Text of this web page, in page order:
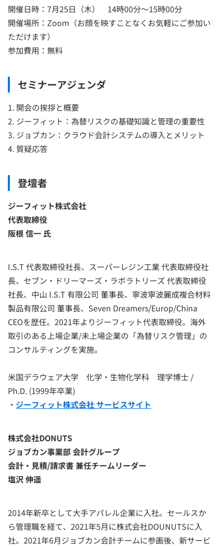
開催日時：7月25日（木） 14時00分～15時00分
開催場所：Zoom（お顔を映すことなくお気軽にご参加い
ただけます）
参加費用：無料
セミナーアジェンダ
1. 開会の挨拶と概要
2. ジーフィット：為替リスクの基礎知識と管理の重要性
3. ジョブカン：クラウド会計システムの導入とメリット
4. 質疑応答
登壇者
ジーフィット株式会社
代表取締役
阪根 信一 氏
I.S.T 代表取締役社長、スーパーレジン工業 代表取締役社
長、セブン・ドリーマーズ・ラボラトリーズ 代表取締役
社長、中山 I.S.T 有限公司 董事長、寧波寧波麗成複合材料
製品有限公司 董事長、Seven Dreamers/Europ/China
CEOを歴任。2021年よりジーフィット代表取締役。海外
取引のある上場企業/未上場企業の「為替リスク管理」の
コンサルティングを実施。
米国デラウェア大学 化学・生物化学科 理学博士 /
Ph.D. (1999年卒業)
・ ジーフィット株式会社 サービスサイト
株式会社DONUTS
ジョブカン事業部会計グループ
会計・見積/請求書 兼任チームリーダー
塩沢 伸遥
2014年新卒として大手アパレル企業に入社。セールスか
ら管理職を経て、2021年5月に株式会社DOUNUTSに入
社。2021年6月ジョブカン会計チームに参画後、新サービ